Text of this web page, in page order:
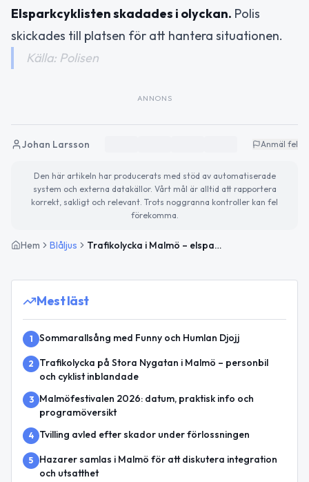
Elsparkcyklisten skadades i olyckan. Polis
skickades till platsen för att hantera situationen.
Källa: Polisen
ANNONS
Johan Larsson Anmäl fel
Den här artikeln har producerats med stöd av automatiserade
system och externa datakällor. Vårt mål är alltid att rapportera
korrekt, sakligt och relevant. Trots noggranna kontroller kan fel
förekomma.
Hem Blåljus Trafikolycka i Malmö – elsparkcyklist skadad efter kollision med personbil
Mest läst
1 Sommarallsång med Funny och Humlan Djojj
2
Trafikolycka på Stora Nygatan i Malmö – personbil
och cyklist inblandade
3
Malmöfestivalen 2026: datum, praktisk info och
programöversikt
4 Tvilling avled efter skador under förlossningen
5
Hazarer samlas i Malmö för att diskutera integration
och utsatthet